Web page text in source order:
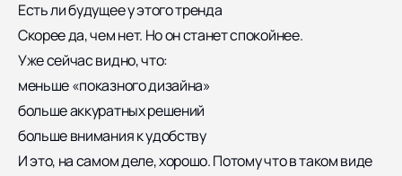
Есть ли будущее у этого тренда
Скорее да, чем нет. Но он станет спокойнее.
Уже сейчас видно, что:
меньше «показного дизайна»
больше аккуратных решений
больше внимания к удобству
И это, на самом деле, хорошо. Потому что в таком виде